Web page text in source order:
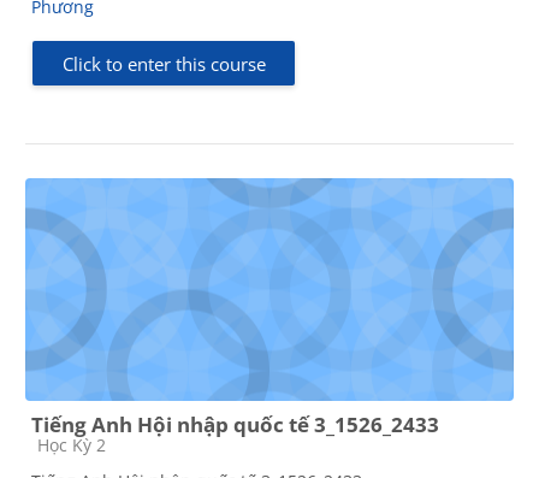
Phương
Click to enter this course
Tiếng Anh Hội nhập quốc tế 3_1526_2433
Course category
Học Kỳ 2